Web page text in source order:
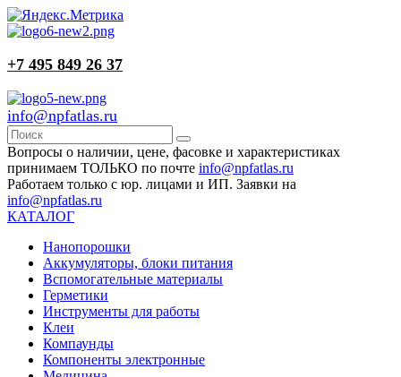
+7 495 849 26 37
info@npfatlas.ru
Вопросы о наличии, цене, фасовке и характеристиках
принимаем ТОЛЬКО по почте info@npfatlas.ru
Работаем только с юр. лицами и ИП. Заявки на
info@npfatlas.ru
КАТАЛОГ
Нанопорошки
Аккумуляторы, блоки питания
Вспомогательные материалы
Герметики
Инструменты для работы
Клеи
Компаунды
Компоненты электронные